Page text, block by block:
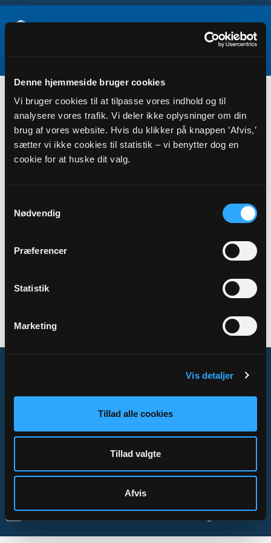
Denne hjemmeside bruger cookies
Vi bruger cookies til at tilpasse vores indhold og til
analysere vores trafik. Vi deler ikke oplysninger om din
brug af vores website. Hvis du klikker på knappen ’Afvis,’
sætter vi ikke cookies til statistik – vi benytter dog en
cookie for at huske dit valg.
Nødvendig
Præferencer
Statistik
Marketing
Vis detaljer
Tillad alle cookies
Tillad valgte
Afvis
Samarbejder
Tilgængelighedserklæring
Privatlivs- og cookiepolitik
Sogn.dk/admin